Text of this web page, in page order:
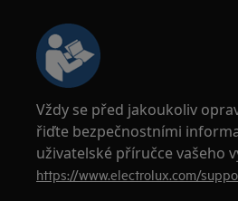
Vždy se před jakoukoliv
řiďte bezpečnostními
uživatelské příručce vašeho
https://www.electrolux.com/